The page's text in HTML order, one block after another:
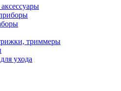
для снятия катышков
для белья и обуви
техника
вытяжные вентиляторы
пол
триммеры
ухода